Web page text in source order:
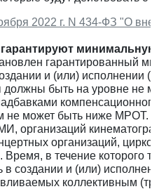
2022 г. N 434-ФЗ "О
минимальную
гарантированный
и (или) исполнении
быть на уровне не
не может быть ниже МРОТ.
организаций
организаций,
в течение которого
в создании и (или)
коллективным